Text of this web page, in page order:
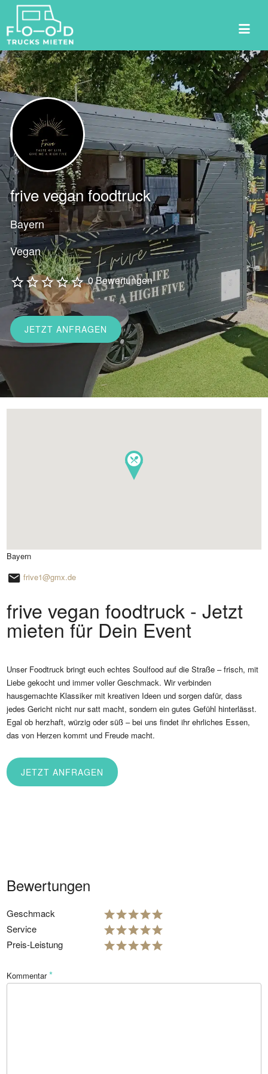
Suchen
nach:
frive vegan foodtruck
Bayern
Vegan
0 Bewertungen
JETZT ANFRAGEN
Bayern
frive1@gmx.de
frive vegan foodtruck - Jetzt
mieten für Dein Event
Unser Foodtruck bringt euch echtes Soulfood auf die Straße – frisch, mit
Liebe gekocht und immer voller Geschmack. Wir verbinden
hausgemachte Klassiker mit kreativen Ideen und sorgen dafür, dass
jedes Gericht nicht nur satt macht, sondern ein gutes Gefühl hinterlässt.
Egal ob herzhaft, würzig oder süß – bei uns findet ihr ehrliches Essen,
das von Herzen kommt und Freude macht.
JETZT ANFRAGEN
Bewertungen
Geschmack
Service
Preis-Leistung
Kommentar*